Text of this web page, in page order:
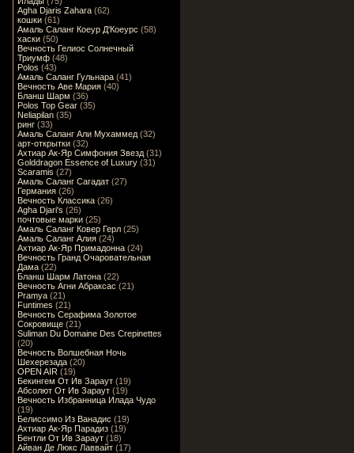
Agha Djaris Zahara (62)
кошки (61)
Амаль Саланг Коеур Д'Коеурс (58)
хаски (50)
Вечность Гелиос Солнечный
Триумф (48)
Polos (43)
Амаль Саланг Гульнара (41)
Вечность Аве Мария (40)
Бланш Шарм (36)
Polos Top Gear (35)
Neliapilan (35)
ринг (33)
Амаль Саланг Али Мухаммед (32)
арт-открытки (32)
Ахтиар Ак-Яр Симфония Звезд (31)
Golddragon Essence of Luxury (31)
Scaramis (27)
Амаль Саланг Сагадат (27)
Германия (26)
Вечность Классика (26)
Agha Djari's (26)
почтовые марки (25)
Амаль Саланг Ковер Герл (25)
Амаль Саланг Алия (24)
Ахтиар Ак-Яр Примадонна (24)
Вечность Гранд Очаровательная
Дама (22)
Бланш Шарм Латона (22)
Вечность Агни Абраксас (21)
Pramya (21)
Funtimes (21)
Вечность Серафима Золотое
Сокровище (21)
Suliman Du Domaine Des Crepinettes
(20)
Вечность Волшебная Ночь
Шехерезада (20)
OPEN AIR (19)
Бекингем От Ив Зараут (19)
Абсолют От Ив Зараут (19)
Вечность Избранница Илада Чудо
(19)
Белиссимо Из Ванадис (19)
Ахтиар Ак-Яр Парадиз (19)
Бентли От Ив Зараут (18)
Айван Де Люкс Лаввайт (17)